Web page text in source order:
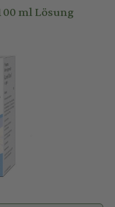
ml Lösung